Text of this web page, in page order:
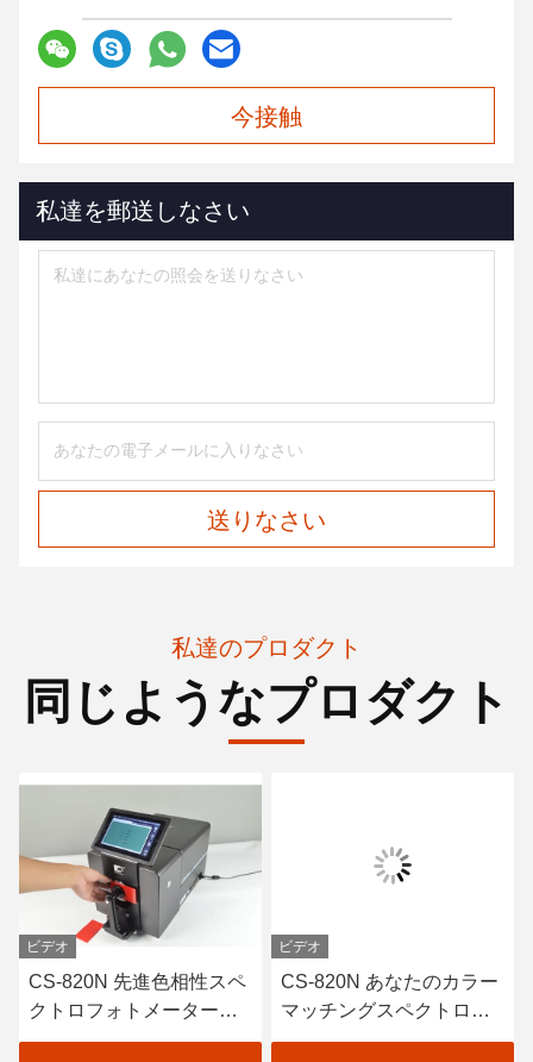
今接触
私達を郵送しなさい
送りなさい
私達のプロダクト
同じようなプロダクト
ビデオ
CS-820N 先進色相性スペ
クトロフォトメーターの
紹介
ビデオ
CS-820N あなたのカラー
マッチングスペクトロフ
ォトメーターソリューシ